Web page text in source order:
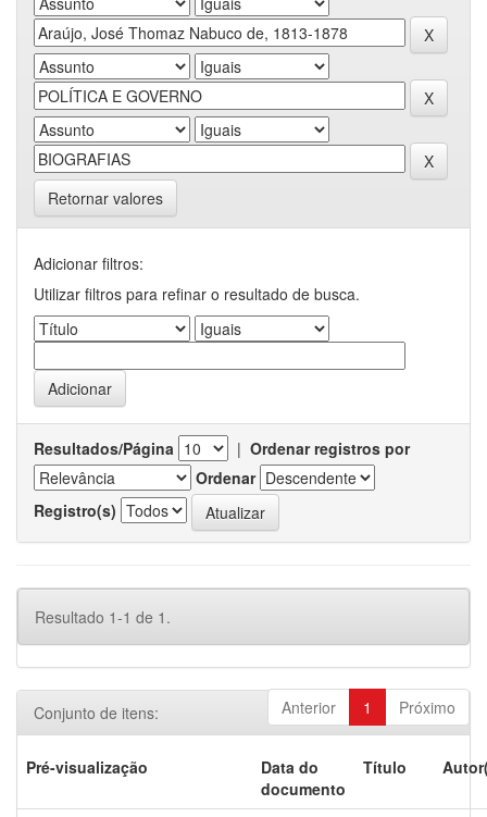
Retornar valores
Adicionar filtros:
Utilizar filtros para refinar o resultado de busca.
Resultados/Página | Ordenar registros por
Ordenar
Registro(s)
Resultado 1-1 de 1.
Anterior 1 Próximo
Conjunto de itens:
Pré-visualização
Data do
documento
Título